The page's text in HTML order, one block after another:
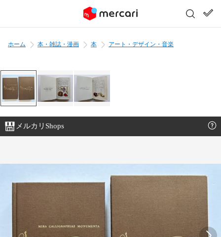
ホーム 本・雑誌・漫画 本 アート・デザイン・音楽
メルカリShops